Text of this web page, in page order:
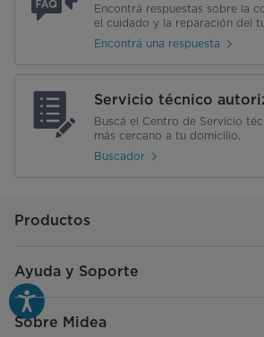
Encontrá respuestas sobre la
el cuidado y la reparación del
Encontrá una respuesta
Servicio técnico
Buscá el Centro de Servicio
más cercano a tu domicilio.
Buscador
Productos
Ayuda y Soporte
Sobre Midea